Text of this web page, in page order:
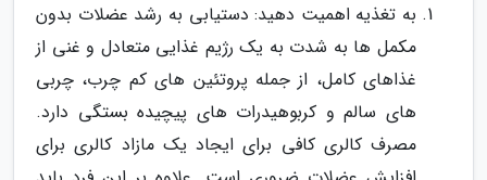
به تغذیه اهمیت دهید: دستیابی به رشد عضلات بدون
مکمل ها به شدت به یک رژیم غذایی متعادل و غنی از
غذاهای کامل، از جمله پروتئین های کم چرب، چربی
های سالم و کربوهیدرات های پیچیده بستگی دارد.
مصرف کالری کافی برای ایجاد یک مازاد کالری برای